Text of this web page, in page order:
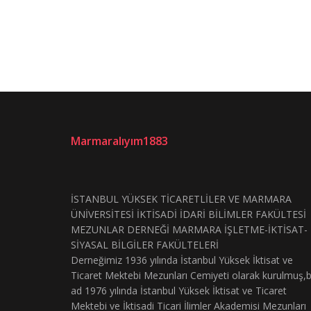
Marmaralıyım1883
İSTANBUL YÜKSEK TİCARETLİLER VE MARMARA
ÜNİVERSİTESİ İKTİSADİ İDARİ BİLİMLER FAKÜLTESİ
MEZUNLAR DERNEĞİ MARMARA İŞLETME-İKTİSAT-
SİYASAL BİLGİLER FAKÜLTELERİ
Derneğimiz 1936 yılında İstanbul Yüksek İktisat ve
Ticaret Mektebi Mezunları Cemiyeti olarak
ad 1976 yılında İstanbul Yüksek İktisat ve Ticaret
Mektebi ve İktisadi Ticari İlimler Akademisi Mezunları